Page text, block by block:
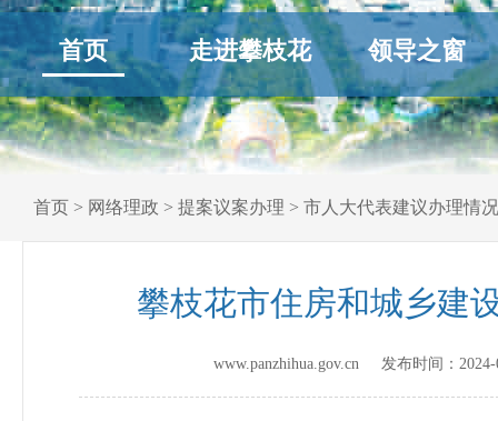
首页 走进攀枝花 领导之窗
首页 > 网络理政 > 提案议案办理 > 市人大代表建议办理情况
攀枝花市住房和城乡建
www.panzhihua.gov.cn 发布时间：